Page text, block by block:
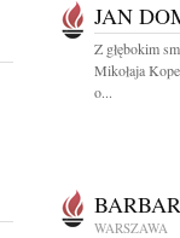
JAN
Z głębokim
Mikołaja
o...
WARSZAWA